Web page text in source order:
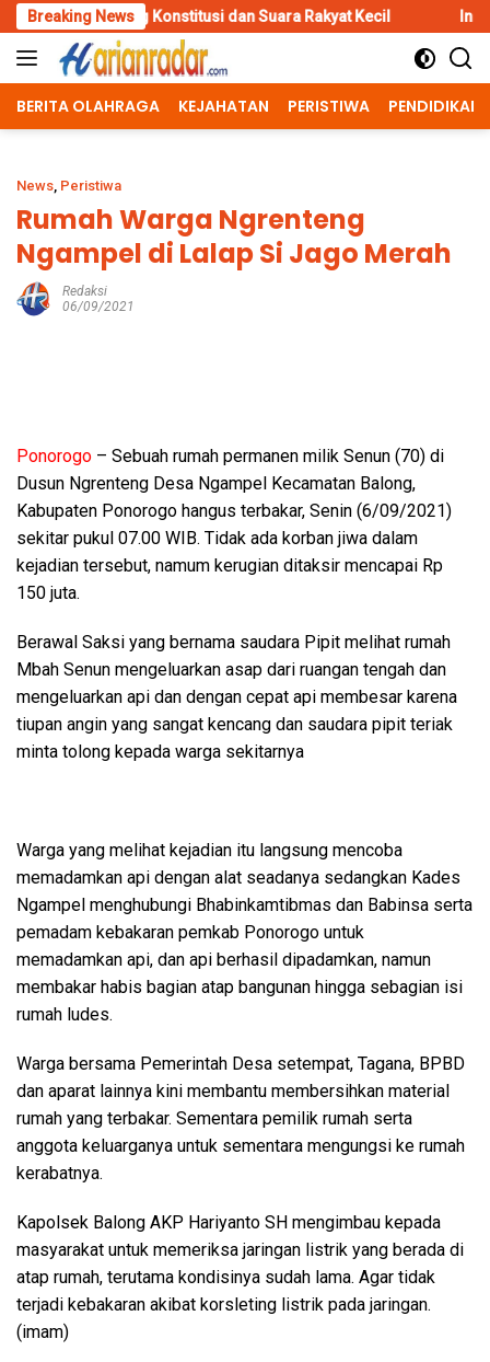
Skip
to
content
Breaking News
dan Suara Rakyat Kecil Inovasi Srikandi Care,
BERITA OLAHRAGA KEJAHATAN PERISTIWA PENDIDIKAN
News, Peristiwa
Rumah Warga Ngrenteng
Ngampel di Lalap Si Jago Merah
Redaksi
06/09/2021
Ponorogo – Sebuah rumah permanen milik Senun (70) di
Dusun Ngrenteng Desa Ngampel Kecamatan Balong,
Kabupaten Ponorogo hangus terbakar, Senin (6/09/2021)
sekitar pukul 07.00 WIB. Tidak ada korban jiwa dalam
kejadian tersebut, namum kerugian ditaksir mencapai Rp
150 juta.
Berawal Saksi yang bernama saudara Pipit melihat rumah
Mbah Senun mengeluarkan asap dari ruangan tengah dan
mengeluarkan api dan dengan cepat api membesar karena
tiupan angin yang sangat kencang dan saudara pipit teriak
minta tolong kepada warga sekitarnya
Warga yang melihat kejadian itu langsung mencoba
memadamkan api dengan alat seadanya sedangkan Kades
Ngampel menghubungi Bhabinkamtibmas dan Babinsa serta
pemadam kebakaran pemkab Ponorogo untuk
memadamkan api, dan api berhasil dipadamkan, namun
membakar habis bagian atap bangunan hingga sebagian isi
rumah ludes.
Warga bersama Pemerintah Desa setempat, Tagana, BPBD
dan aparat lainnya kini membantu membersihkan material
rumah yang terbakar. Sementara pemilik rumah serta
anggota keluarganya untuk sementara mengungsi ke rumah
kerabatnya.
Kapolsek Balong AKP Hariyanto SH mengimbau kepada
masyarakat untuk memeriksa jaringan listrik yang berada di
atap rumah, terutama kondisinya sudah lama. Agar tidak
terjadi kebakaran akibat korsleting listrik pada jaringan.
(imam)